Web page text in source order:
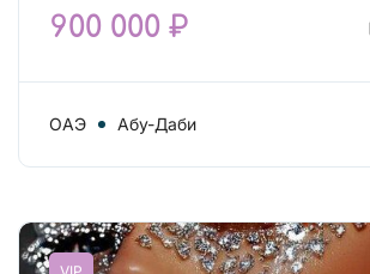
900 000 ₽
ОАЭ Абу-Даби